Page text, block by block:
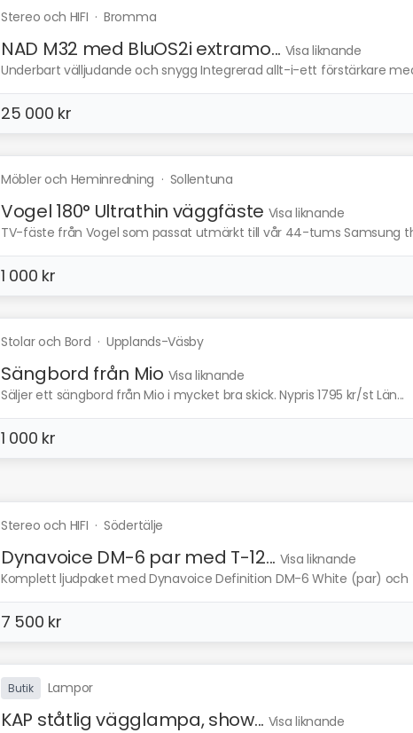
Stereo och HIFI · Bromma
NAD M32 med BluOS2i extramo... Visa liknande
Underbart välljudande och snygg Integrerad allt-i-ett förstärkare
25 000 kr
Möbler och Heminredning · Sollentuna
Vogel 180° Ultrathin väggfäste Visa liknande
TV-fäste från Vogel som passat utmärkt till vår 44-tums Samsung
1 000 kr
Stolar och Bord · Upplands-Väsby
Sängbord från Mio Visa liknande
Säljer ett sängbord från Mio i mycket bra skick. Nypris 1795 kr/st Län...
1 000 kr
Stereo och HIFI · Södertälje
Dynavoice DM-6 par med T-12... Visa liknande
Komplett ljudpaket med Dynavoice Definition DM-6 White (par) och
7 500 kr
Butik Lampor
KAP ståtlig vägglampa, show... Visa liknande